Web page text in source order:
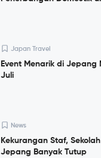
Japan Travel
Event Menarik di Jepang
Juli
News
Kekurangan Staf,
Jepang Banyak Tutup